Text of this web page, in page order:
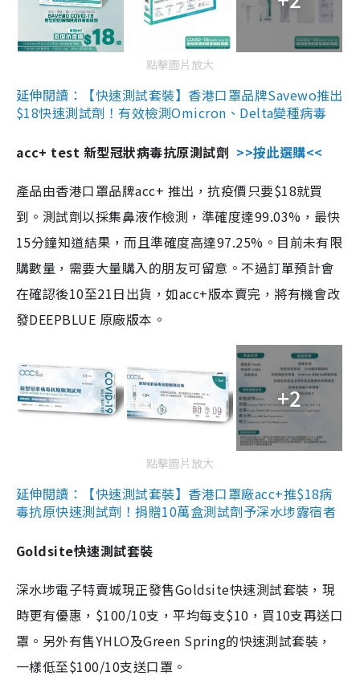
點擊圖片放大
延伸閱讀：【快速測試套裝】香港口罩品牌Savewo推出
$18快速測試劑！有效檢測Omicron、Delta變種病毒
acc+ test 新型冠狀病毒抗原測試劑 >>按此選購<<
產品由香港口罩品牌acc+ 推出，抗疫價只要$18就買
到。測試劑以採集鼻液作檢測，準確度達99.03%，最快
15分鐘知道結果，而且準確度高達97.25%。目前未有限
購數量，需要大量購入的朋友可留意。不過訂單預計會
在確認後10至21日出貨，如acc+版本賣完，將有機會改
發DEEPBLUE 原廠版本。
+2
點擊圖片放大
延伸閱讀：【快速測試套裝】香港口罩廠acc+推$18病
毒抗原快速測試劑！捐贈10萬盒測試劑予深水埗露宿者
Goldsite快速測試套裝
深水埗電子特賣城現正發售Goldsite快速測試套裝，現
時更有優惠，$100/10支，平均每支$10，買10支再送口
罩。另外有售YHLO及Green Spring的快速測試套裝，
一樣低至$100/10支送口罩。